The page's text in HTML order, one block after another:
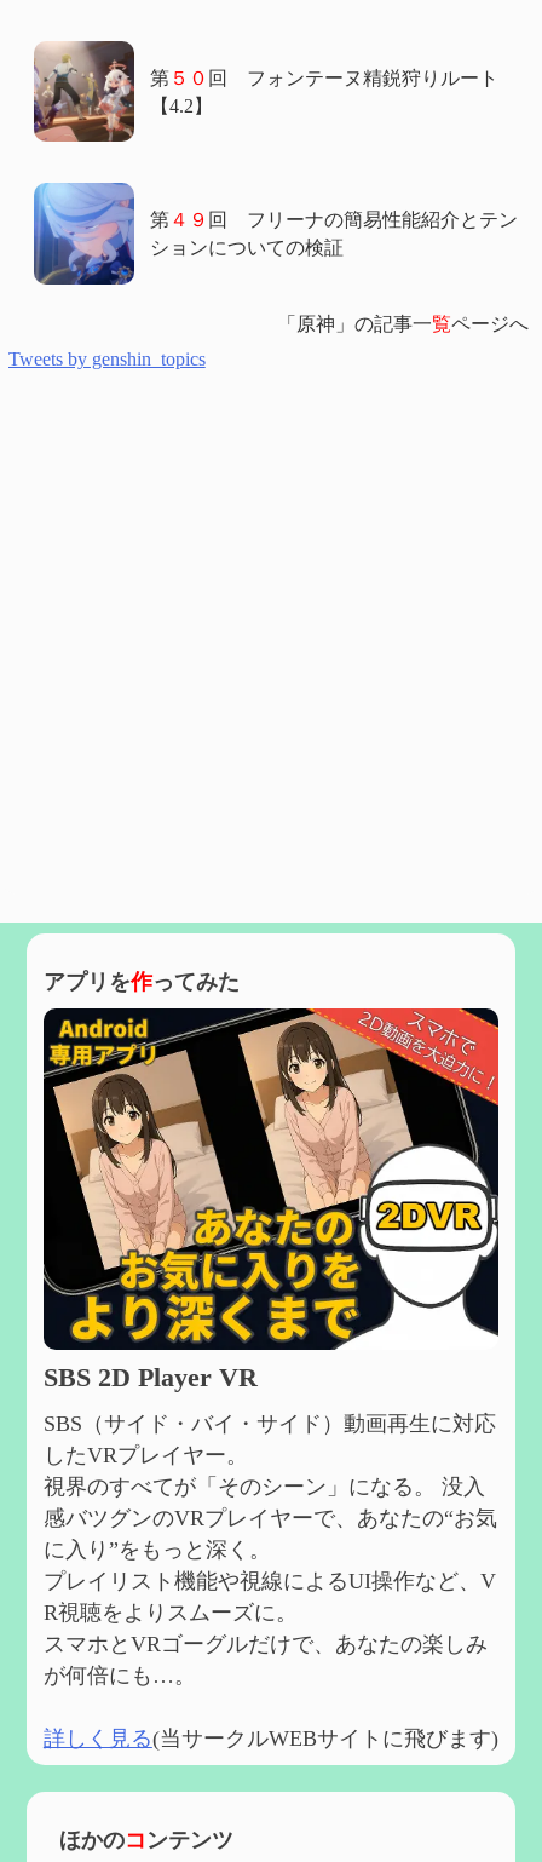
第５０ 回 フォンテーヌ精鋭狩りルート
【4.2】
第４９ 回 フリーナの簡易性能紹介とテン
ションについての検証
「原神」の記事一覧ページへ
Tweets by genshin_topics
アプリを作ってみた
SBS 2D Player VR
SBS（サイド・バイ・サイド）動画再生に対応
したVRプレイヤー。
視界のすべてが「そのシーン」になる。 没入
感バツグンのVRプレイヤーで、あなたの“お気
に入り”をもっと深く。
プレイリスト機能や視線によるUI操作など、V
R視聴をよりスムーズに。
スマホとVRゴーグルだけで、あなたの楽しみ
が何倍にも…。
詳しく見る(当サークルWEBサイトに飛びます)
ほかのコ ンテンツ